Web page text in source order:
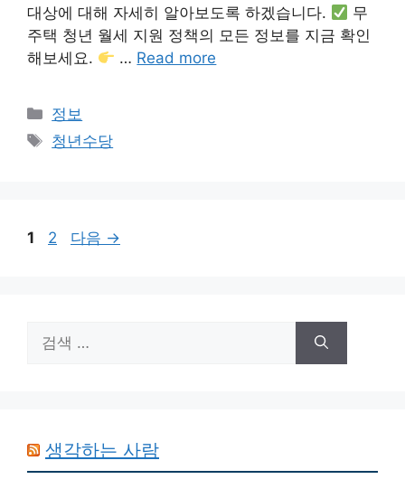
대상에 대해 자세히 알아보도록 하겠습니다.
무
주택 청년 월세 지원 정책의 모든 정보를 지금 확인
해보세요.
… Read more
카
테
정보
태
청년수당
페
1
페
2 다음 →
색:
생각하는 사람